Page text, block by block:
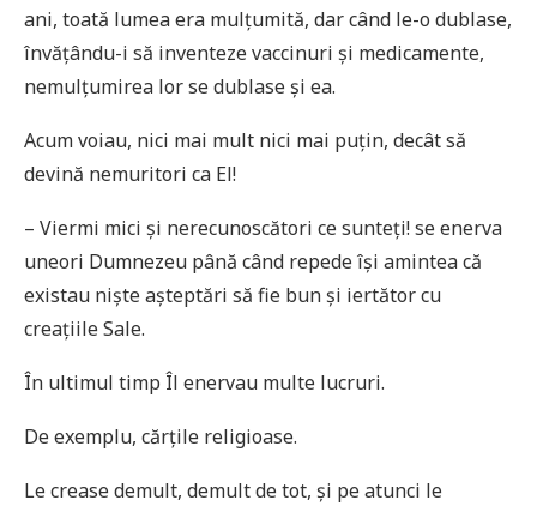
ani, toată lumea era mulțumită, dar când le-o dublase,
învățându-i să inventeze vaccinuri și medicamente,
nemulțumirea lor se dublase și ea.
Acum voiau, nici mai mult nici mai puțin, decât să
devină nemuritori ca El!
– Viermi mici și nerecunoscători ce sunteți! se enerva
uneori Dumnezeu până când repede își amintea că
existau niște așteptări să fie bun și iertător cu
creațiile Sale.
În ultimul timp Îl enervau multe lucruri.
De exemplu, cărțile religioase.
Le crease demult, demult de tot, și pe atunci le